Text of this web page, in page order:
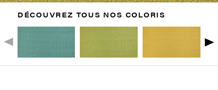
DÉCOUVREZ TOUS NOS COLORIS